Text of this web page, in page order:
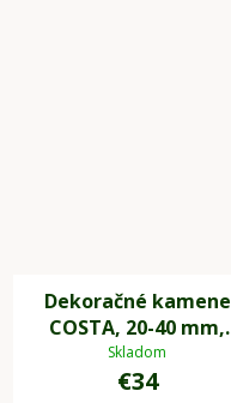
Dekoračné kamene
COSTA, 20-40 mm,
plast, čierna
Skladom
€34